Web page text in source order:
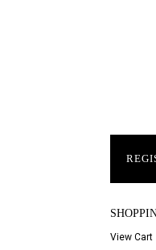
View Cart